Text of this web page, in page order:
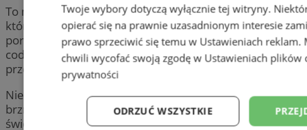
To nie tylko koncert – to zmysłowe doświadczenie,
które na długo pozostanie w Twojej pamięci. Daj się
porwać wyjątkowej atmosferze, zapomnij o
codzienności i pozwól, by muzyka stała się Twoim
przewodnikiem do świata piękna i harmonii.
Nietuzinkowe wnętrze, tysiąc świec i nastrojowe
brzmienia wprawią Cię we wspaniały nastrój i dostarczą
świetnej rozrywki.
Twoje wybory dotyczą wyłącznie tej witryny.
opierać się na prawnie uzasadnionym interesie
prawo sprzeciwić się temu w Ustawieniach reklam.
chwili wycofać swoją zgodę w Ustawieniach plików
prywatności
ODRZUĆ WSZYSTKIE